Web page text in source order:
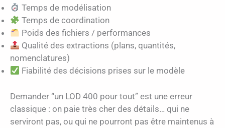
Temps de modélisation
Temps de coordination
Poids des fichiers / performances
Qualité des extractions (plans, quantités,
nomenclatures)
Fiabilité des décisions prises sur le modèle
Demander “un LOD 400 pour tout” est une erreur
classique : on paie très cher des détails… qui ne
serviront pas, ou qui ne pourront pas être maintenus à